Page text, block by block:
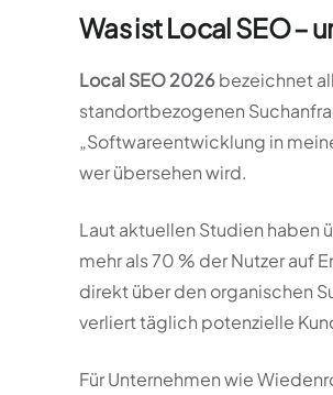
Was ist Local SEO –
Local SEO 2026bezeichnet
standortbezogenen
„Softwareentwicklung in
wer übersehen wird.
Laut aktuellen Studien haben
mehr als 70 % der Nutzer auf
direkt über den organischen
verliert täglich potenzielle
Für Unternehmen wie